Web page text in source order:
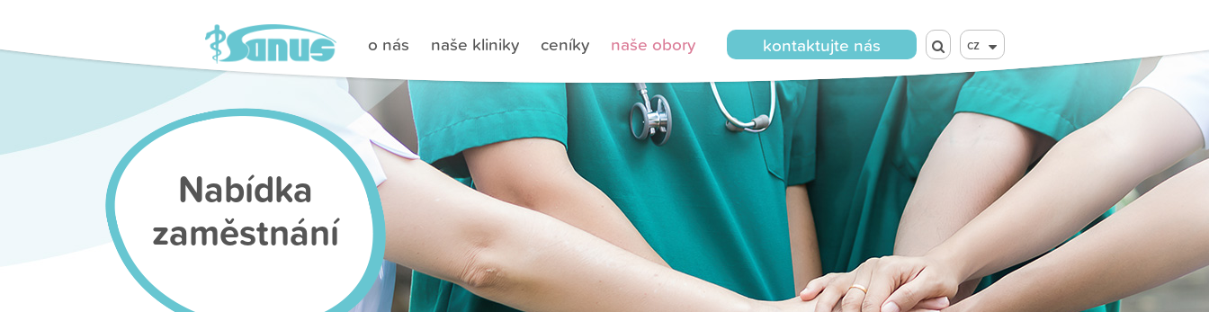
o nás naše kliniky ceníky naše obory kontaktujte nás cz
Nabídka
zaměstnání